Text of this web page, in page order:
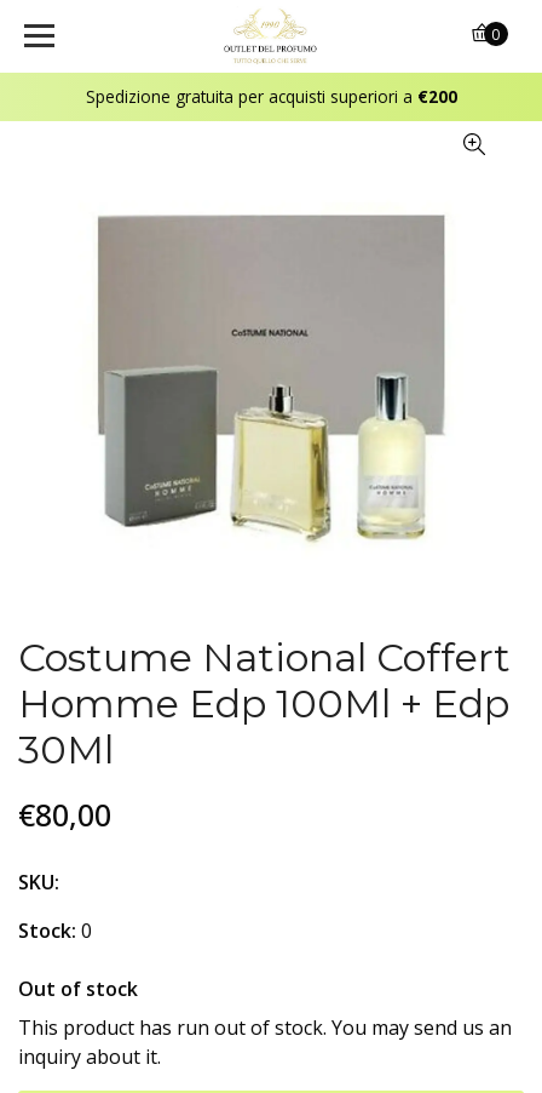
Spedizione gratuita per acquisti superiori a €200
0
Costume National Coffert
Homme Edp 100Ml + Edp
30Ml
€80,00
SKU:
Stock: 0
Out of stock
This product has run out of stock. You may send us an
inquiry about it.